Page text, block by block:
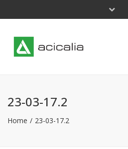
23-03-17.2
Home 23-03-17.2